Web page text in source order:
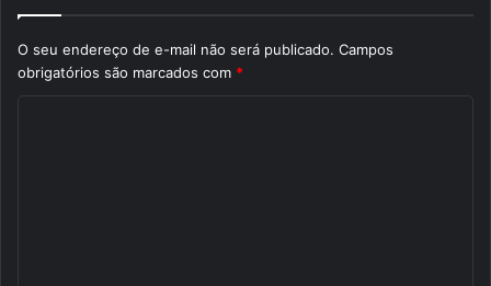
O seu endereço de e-mail não será publicado. Campos
obrigatórios são marcados com *